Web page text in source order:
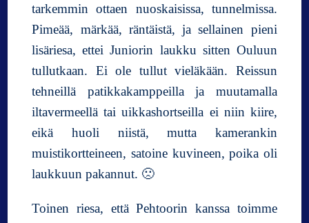
ä
p
o
v
a
r
i
s
t
n
tarkemmin ottaen nuoskaisissa, tunnelmissa.
Pimeää, märkää, räntäistä, ja sellainen pieni
lisäriesa, ettei Juniorin laukku sitten Ouluun
tullutkaan. Ei ole tullut vieläkään. Reissun
tehneillä patikkakamppeilla ja muutamalla
iltavermeellä tai uikkashortseilla ei niin kiire,
eikä huoli niistä, mutta kamerankin
muistikortteineen, satoine kuvineen, poika oli
laukkuun pakannut. 🙁
Toinen riesa, että Pehtoorin kanssa toimme